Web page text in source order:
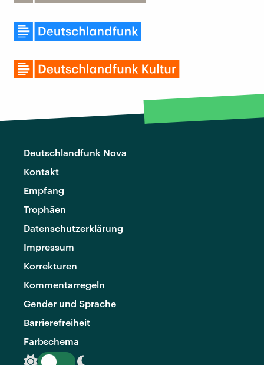
Deutschlandfunk Nova
Kontakt
Empfang
Trophäen
Datenschutzerklärung
Impressum
Korrekturen
Kommentarregeln
Gender und Sprache
Barrierefreiheit
Farbschema